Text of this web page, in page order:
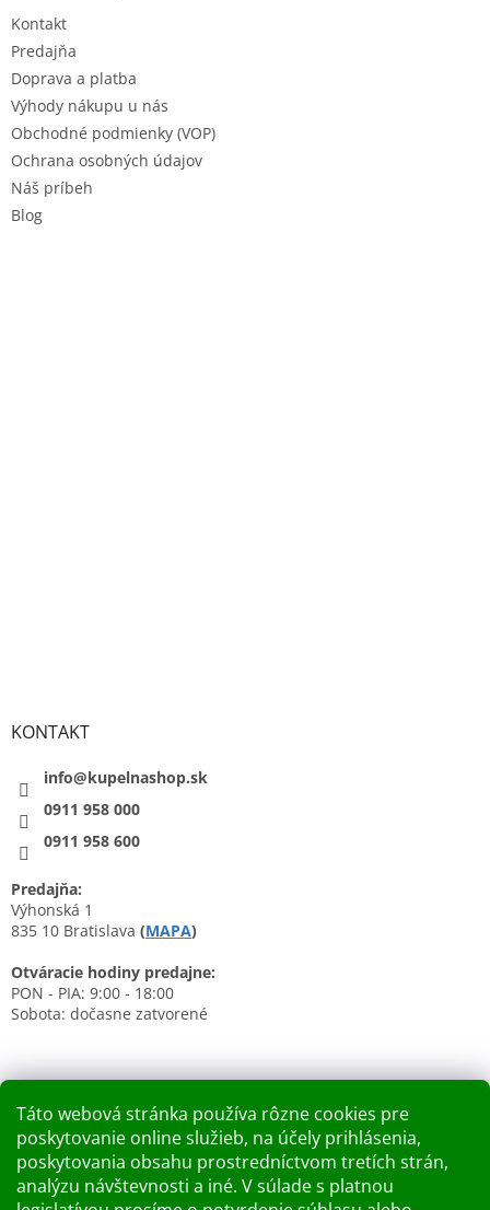
Táto webová stránka používa rôzne cookies pre
poskytovanie online služieb, na účely prihlásenia,
poskytovania obsahu prostredníctvom tretích strán,
analýzu návštevnosti a iné. V súlade s platnou
Kontakt
Predajňa
Doprava a platba
Výhody nákupu u nás
Obchodné podmienky (VOP)
Ochrana osobných údajov
Náš príbeh
Blog
KONTAKT
info@kupelnashop.sk
0911 958 000
0911 958 600
Predajňa:
Výhonská 1
835 10 Bratislava (MAPA)
Otváracie hodiny predajne:
PON - PIA: 9:00 - 18:00
Sobota: dočasne zatvorené
Nákupný košík
0KS / 0 €